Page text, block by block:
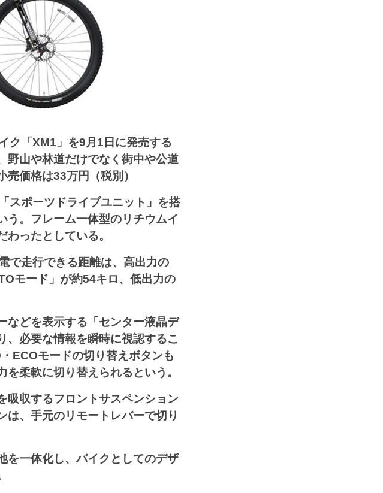
ク「XM1」を9月1日に発売する
野山や林道だけでなく街中や公道
価格は33万円（税別）
スポーツドライブユニット」を搭
う。フレーム一体型のリチウムイ
ったとしている。
で走行できる距離は、高出力の
モード」が約54キロ、低出力の
などを表示する「センター液晶デ
、必要な情報を瞬時に視認するこ
ECOモードの切り替えボタンも
柔軟に切り替えられるという。
吸収するフロントサスペンション
は、手元のリモートレバーで切り
を一体化し、バイクとしてのデザ